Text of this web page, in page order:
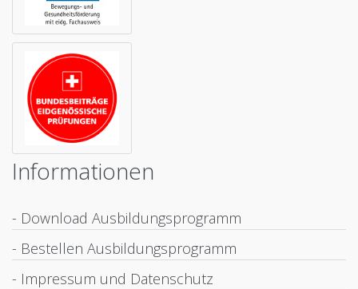
Informationen
- Download Ausbildungsprogramm
- Bestellen Ausbildungsprogramm
- Impressum und Datenschutz